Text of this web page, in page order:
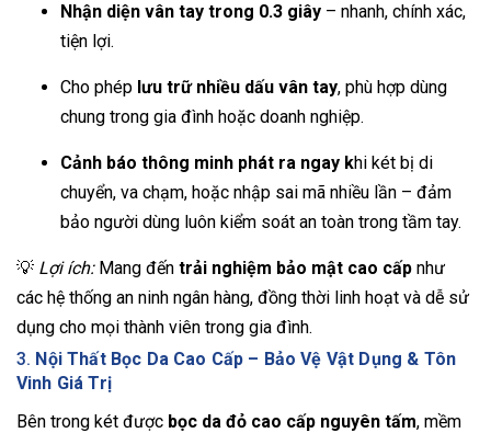
Nhận diện vân tay trong 0.3 giây – nhanh, chính xác,
tiện lợi.
Cho phép lưu trữ nhiều dấu vân tay, phù hợp dùng
chung trong gia đình hoặc doanh nghiệp.
Cảnh báo thông minh phát ra ngay khi két bị di
chuyển, va chạm, hoặc nhập sai mã nhiều lần – đảm
bảo người dùng luôn kiểm soát an toàn trong tầm tay.
💡 Lợi ích:Mang đến trải nghiệm bảo mật cao cấp như
các hệ thống an ninh ngân hàng, đồng thời linh hoạt và dễ sử
dụng cho mọi thành viên trong gia đình.
3. Nội Thất Bọc Da Cao Cấp – Bảo Vệ Vật Dụng & Tôn
Vinh Giá Trị
Bên trong két được bọc da đỏ cao cấp nguyên tấm, mềm